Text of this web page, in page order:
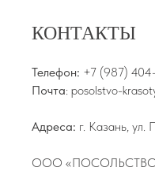
КОНТАКТЫ
Телефон: +7 (987)
Почта: posolstvo-
Адреса: г. Казань,
ООО